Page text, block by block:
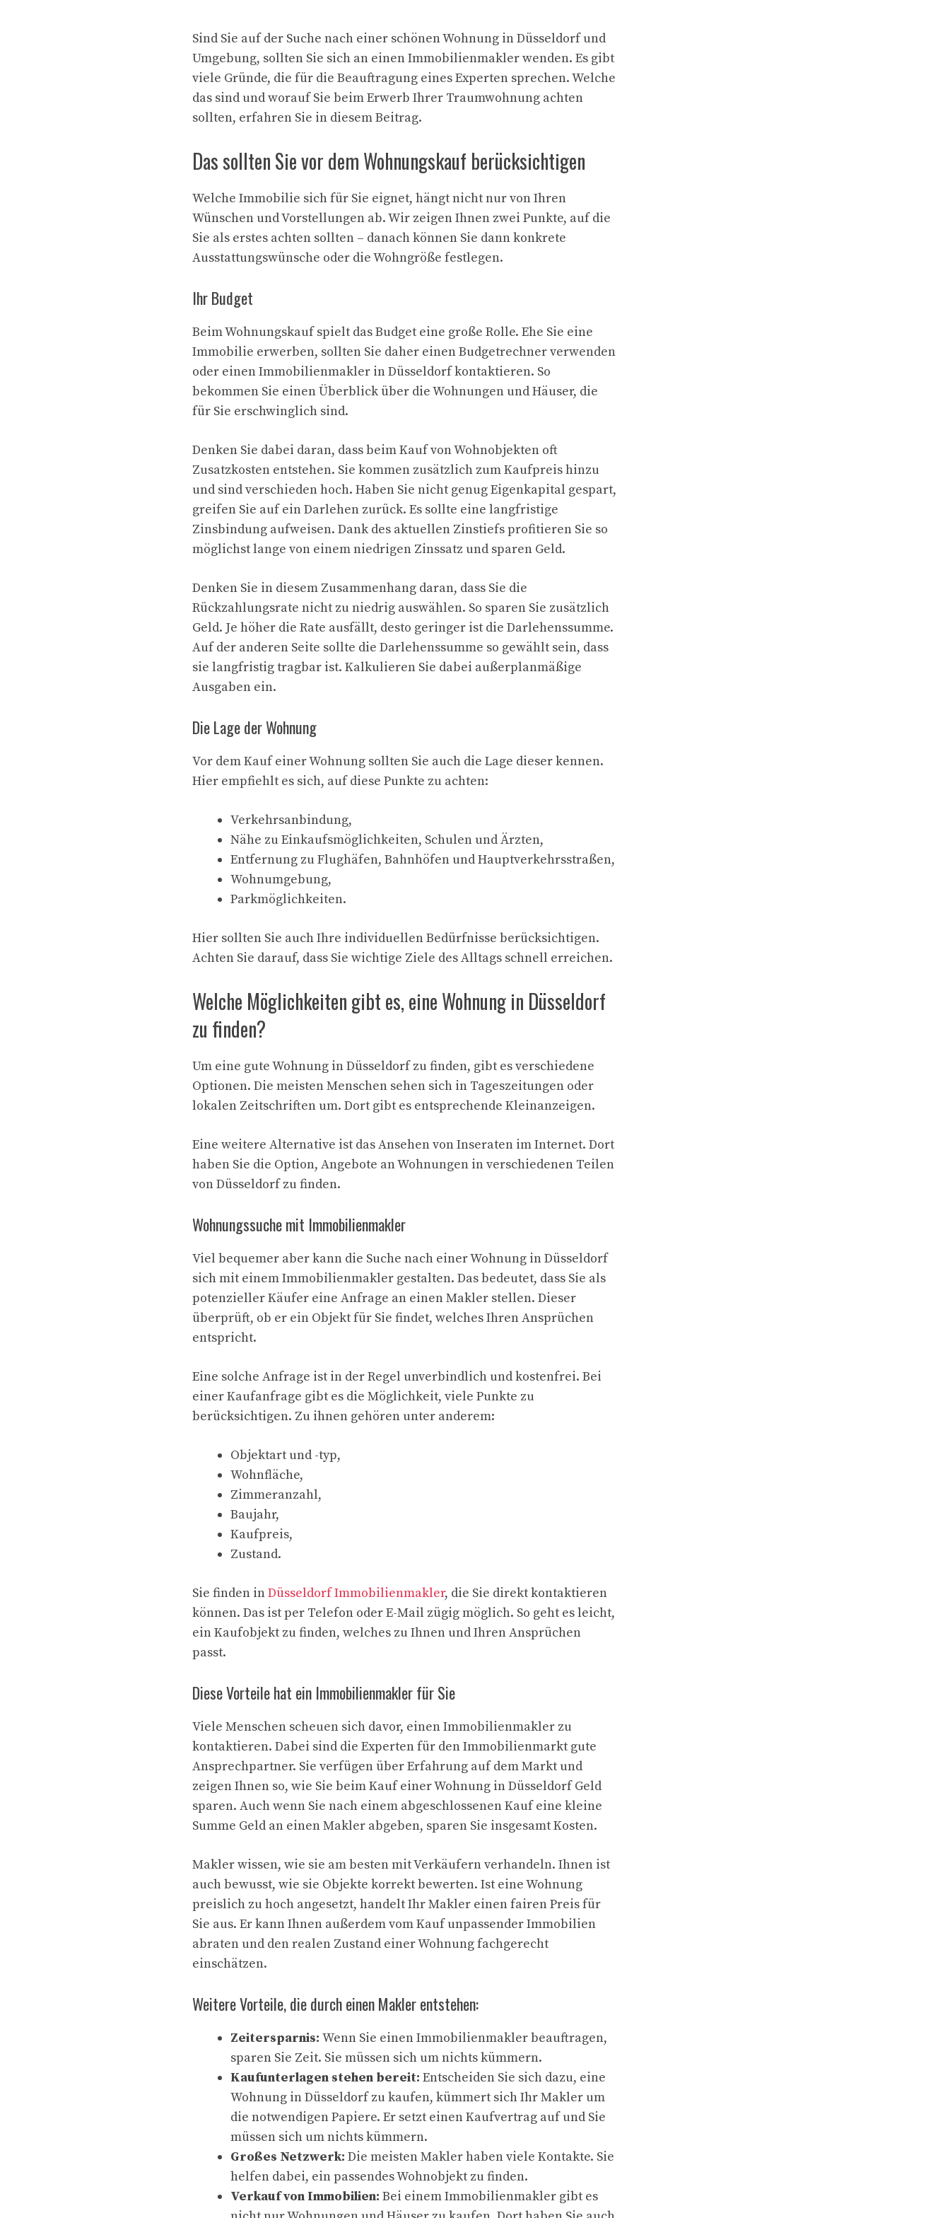
Sind Sie auf der Suche nach einer schönen Wohnung in Düsseldorf und
Umgebung, sollten Sie sich an einen Immobilienmakler wenden. Es gibt
viele Gründe, die für die Beauftragung eines Experten sprechen. Welche
das sind und worauf Sie beim Erwerb Ihrer Traumwohnung achten
sollten, erfahren Sie in diesem Beitrag.
Das sollten Sie vor dem Wohnungskauf berücksichtigen
Welche Immobilie sich für Sie eignet, hängt nicht nur von Ihren
Wünschen und Vorstellungen ab. Wir zeigen Ihnen zwei Punkte, auf die
Sie als erstes achten sollten – danach können Sie dann konkrete
Ausstattungswünsche oder die Wohngröße festlegen.
Ihr Budget
Beim Wohnungskauf spielt das Budget eine große Rolle. Ehe Sie eine
Immobilie erwerben, sollten Sie daher einen Budgetrechner verwenden
oder einen Immobilienmakler in Düsseldorf kontaktieren. So
bekommen Sie einen Überblick über die Wohnungen und Häuser, die
für Sie erschwinglich sind.
Denken Sie dabei daran, dass beim Kauf von Wohnobjekten oft
Zusatzkosten entstehen. Sie kommen zusätzlich zum Kaufpreis hinzu
und sind verschieden hoch. Haben Sie nicht genug Eigenkapital gespart,
greifen Sie auf ein Darlehen zurück. Es sollte eine langfristige
Zinsbindung aufweisen. Dank des aktuellen Zinstiefs profitieren Sie so
möglichst lange von einem niedrigen Zinssatz und sparen Geld.
Denken Sie in diesem Zusammenhang daran, dass Sie die
Rückzahlungsrate nicht zu niedrig auswählen. So sparen Sie zusätzlich
Geld. Je höher die Rate ausfällt, desto geringer ist die Darlehenssumme.
Auf der anderen Seite sollte die Darlehenssumme so gewählt sein, dass
sie langfristig tragbar ist. Kalkulieren Sie dabei außerplanmäßige
Ausgaben ein.
Die Lage der Wohnung
Vor dem Kauf einer Wohnung sollten Sie auch die Lage dieser kennen.
Hier empfiehlt es sich, auf diese Punkte zu achten:
Verkehrsanbindung,
Nähe zu Einkaufsmöglichkeiten, Schulen und Ärzten,
Entfernung zu Flughäfen, Bahnhöfen und Hauptverkehrsstraßen,
Wohnumgebung,
Parkmöglichkeiten.
Hier sollten Sie auch Ihre individuellen Bedürfnisse berücksichtigen.
Achten Sie darauf, dass Sie wichtige Ziele des Alltags schnell erreichen.
Welche Möglichkeiten gibt es, eine Wohnung in Düsseldorf
zu finden?
Um eine gute Wohnung in Düsseldorf zu finden, gibt es verschiedene
Optionen. Die meisten Menschen sehen sich in Tageszeitungen oder
lokalen Zeitschriften um. Dort gibt es entsprechende Kleinanzeigen.
Eine weitere Alternative ist das Ansehen von Inseraten im Internet. Dort
haben Sie die Option, Angebote an Wohnungen in verschiedenen Teilen
von Düsseldorf zu finden.
Wohnungssuche mit Immobilienmakler
Viel bequemer aber kann die Suche nach einer Wohnung in Düsseldorf
sich mit einem Immobilienmakler gestalten. Das bedeutet, dass Sie als
potenzieller Käufer eine Anfrage an einen Makler stellen. Dieser
überprüft, ob er ein Objekt für Sie findet, welches Ihren Ansprüchen
entspricht.
Eine solche Anfrage ist in der Regel unverbindlich und kostenfrei. Bei
einer Kaufanfrage gibt es die Möglichkeit, viele Punkte zu
berücksichtigen. Zu ihnen gehören unter anderem:
Objektart und -typ,
Wohnfläche,
Zimmeranzahl,
Baujahr,
Kaufpreis,
Zustand.
Sie finden inDüsseldorf Immobilienmakler, die Sie direkt kontaktieren
können. Das ist per Telefon oder E-Mail zügig möglich. So geht es leicht,
ein Kaufobjekt zu finden, welches zu Ihnen und Ihren Ansprüchen
passt.
Diese Vorteile hat ein Immobilienmakler für Sie
Viele Menschen scheuen sich davor, einen Immobilienmakler zu
kontaktieren. Dabei sind die Experten für den Immobilienmarkt gute
Ansprechpartner. Sie verfügen über Erfahrung auf dem Markt und
zeigen Ihnen so, wie Sie beim Kauf einer Wohnung in Düsseldorf Geld
sparen. Auch wenn Sie nach einem abgeschlossenen Kauf eine kleine
Summe Geld an einen Makler abgeben, sparen Sie insgesamt Kosten.
Makler wissen, wie sie am besten mit Verkäufern verhandeln. Ihnen ist
auch bewusst, wie sie Objekte korrekt bewerten. Ist eine Wohnung
preislich zu hoch angesetzt, handelt Ihr Makler einen fairen Preis für
Sie aus. Er kann Ihnen außerdem vom Kauf unpassender Immobilien
abraten und den realen Zustand einer Wohnung fachgerecht
einschätzen.
Weitere Vorteile, die durch einen Makler entstehen:
Zeitersparnis: Wenn Sie einen Immobilienmakler beauftragen,
sparen Sie Zeit. Sie müssen sich um nichts kümmern.
Kaufunterlagen stehen bereit: Entscheiden Sie sich dazu, eine
Wohnung in Düsseldorf zu kaufen, kümmert sich Ihr Makler um
die notwendigen Papiere. Er setzt einen Kaufvertrag auf und Sie
müssen sich um nichts kümmern.
Großes Netzwerk: Die meisten Makler haben viele Kontakte. Sie
helfen dabei, ein passendes Wohnobjekt zu finden.
Verkauf von Immobilien: Bei einem Immobilienmakler gibt es